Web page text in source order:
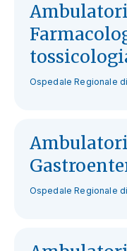
Ospedale Regionale
Ospedale Regionale